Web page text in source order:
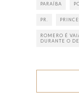
PARAÍBA
PR.
ROMERO É
DURANTE O